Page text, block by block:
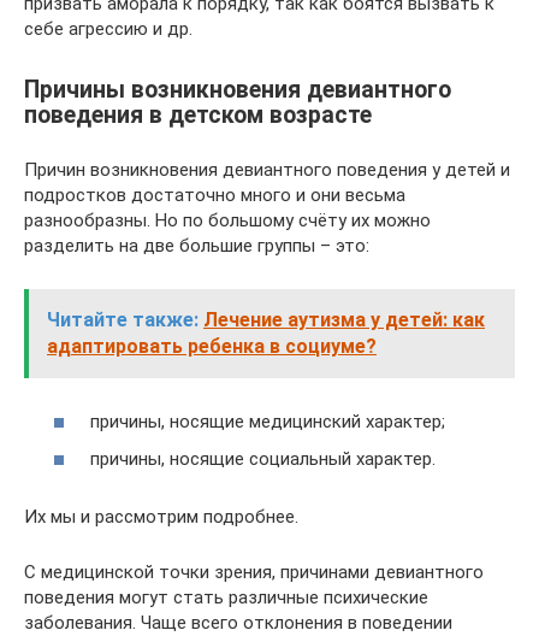
себе агрессию и др.
Причины возникновения девиантного
поведения в детском возрасте
Причин возникновения девиантного поведения у детей и
подростков достаточно много и они весьма
разнообразны. Но по большому счёту их можно
разделить на две большие группы – это:
Читайте также: Лечение аутизма у детей: как
адаптировать ребенка в социуме?
причины, носящие медицинский характер;
причины, носящие социальный характер.
Их мы и рассмотрим подробнее.
С медицинской точки зрения, причинами девиантного
поведения могут стать различные психические
заболевания. Чаще всего отклонения в поведении